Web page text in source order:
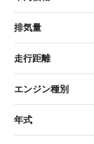
排気量
走行距離
エンジン種別
年式